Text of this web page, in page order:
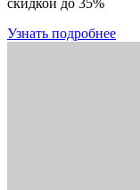
скидкой до 35%
Узнать подробнее